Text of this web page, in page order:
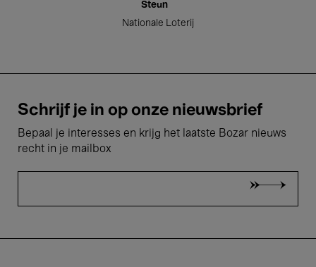
Steun
Nationale Loterij
Schrijf je in op onze nieuwsbrief
Bepaal je interesses en krijg het laatste Bozar nieuws
recht in je mailbox